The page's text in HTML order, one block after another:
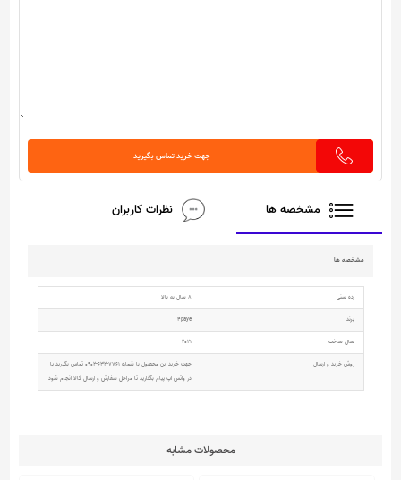
جهت خرید تماس بگیرید
مشخصه ها نظرات کاربران
مشخصه ها
رده سنی 8 سال به بالا
برند 4paye
سال ساخت 2021
روش خرید و ارسال
جهت خرید این محصول با شماره 7761-632-0902 تماس بگیرید یا
در واتس اپ پیام بگذارید تا مراحل سفارش و ارسال کالا انجام شود
محصولات مشابه